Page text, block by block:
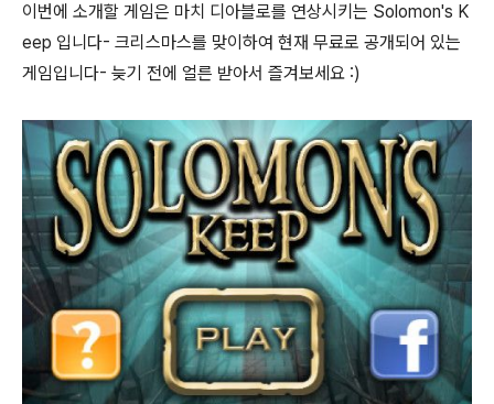
이번에 소개할 게임은 마치 디아블로를 연상시키는 Solomon's K
eep 입니다- 크리스마스를 맞이하여 현재 무료로 공개되어 있는
게임입니다- 늦기 전에 얼른 받아서 즐겨보세요 :)